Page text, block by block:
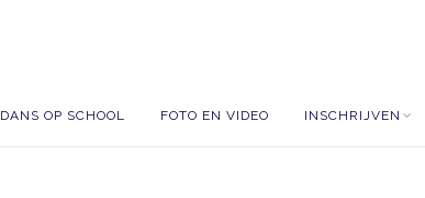
DANS OP SCHOOL FOTO EN VIDEO INSCHRIJVEN